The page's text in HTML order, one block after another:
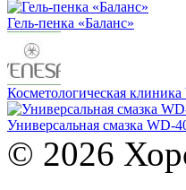
Гель-пенка «Баланс»
Косметологическая
Универсальная смазка WD-
© 2026